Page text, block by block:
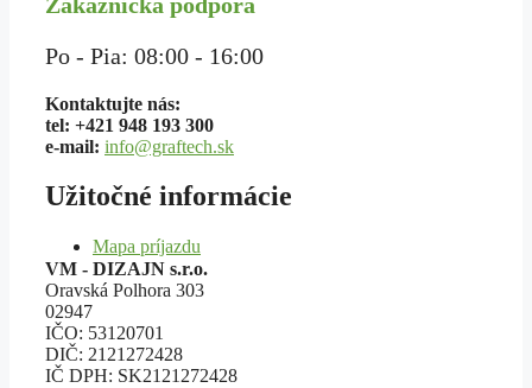
Po - Pia: 08:00 - 16:00
Kontaktujte nás:
tel: +421 948 193 300
e-mail: info@graftech.sk
Užitočné informácie
Mapa príjazdu
VM - DIZAJN s.r.o.
Oravská Polhora 303
02947
IČO: 53120701
DIČ: 2121272428
IČ DPH: SK2121272428